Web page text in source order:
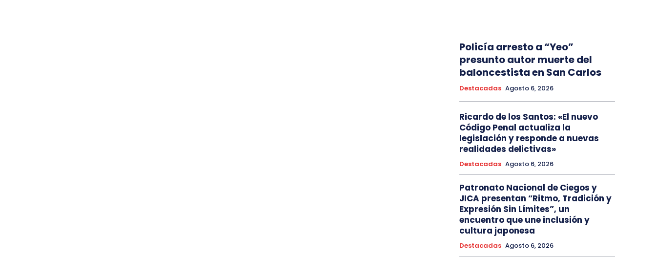
Policía arresto a “Yeo”
presunto autor muerte del
baloncestista en San Carlos
Destacadas Agosto 6, 2026
Ricardo de los Santos: «El nuevo
Código Penal actualiza la
legislación y responde a nuevas
realidades delictivas»
Destacadas Agosto 6, 2026
Patronato Nacional de Ciegos y
JICA presentan “Ritmo, Tradición y
Expresión Sin Límites”, un
encuentro que une inclusión y
cultura japonesa
Destacadas Agosto 6, 2026